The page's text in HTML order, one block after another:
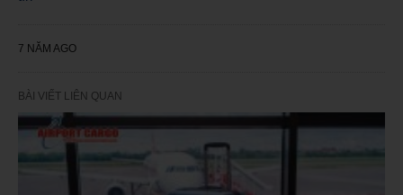
7 NĂM AGO
BÀI VIẾT LIÊN QUAN